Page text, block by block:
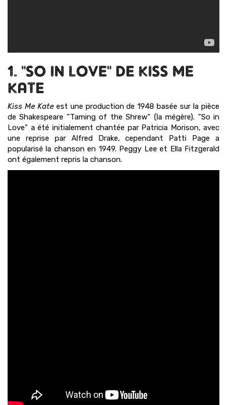
1. "SO IN LOVE" DE KISS ME
KATE
Kiss Me Kateest une production de 1948 basée sur la pièce
de Shakespeare "Taming of the Shrew" (la mégère). "So in
Love" a été initialement chantée par Patricia Morison, avec
une reprise par Alfred Drake, cependant Patti Page a
popularisé la chanson en 1949. Peggy Lee et Ella Fitzgerald
ont également repris la chanson.